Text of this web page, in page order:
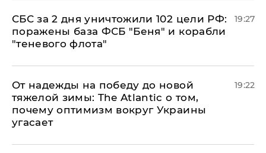
СБС за 2 дня уничтожили 102 цели РФ:
поражены база ФСБ "Беня" и корабли
"теневого флота"
19:27
От надежды на победу до новой
тяжелой зимы: The Atlantic о том,
почему оптимизм вокруг Украины
угасает
19:22